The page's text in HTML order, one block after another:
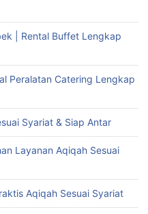
| Rental Buffet Lengkap
Peralatan Catering Lengkap
Syariat & Siap Antar
Layanan Aqiqah Sesuai
Aqiqah Sesuai Syariat